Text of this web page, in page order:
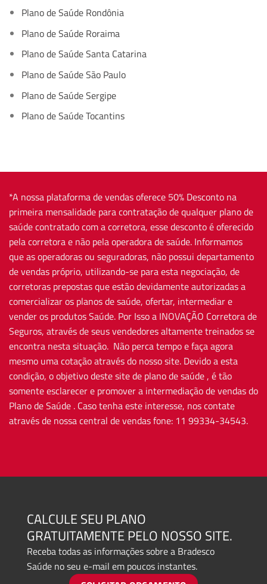
Plano de Saúde Rondônia
Plano de Saúde Roraima
Plano de Saúde Santa Catarina
Plano de Saúde São Paulo
Plano de Saúde Sergipe
Plano de Saúde Tocantins
*A nossa plataforma de vendas oferece 50% Desconto na
primeira mensalidade para contratação de qualquer plano de
saúde contratado com a corretora, esse desconto é oferecido
pela corretora e não pela operadora de saúde. Informamos
que as operadoras ou seguradoras, não possui departamento
de vendas próprio, utilizando-se para esta negociação, de
corretoras prepostas que estão devidamente autorizadas a
comercializar os planos de saúde, ofertar, intermediar e
vender os produtos Saúde. Por Isso a INOVAÇÃO Corretora de
Seguros, através de seus vendedores altamente treinados se
encontra nesta situação. Não perca tempo e faça agora
mesmo uma cotação através do nosso site. Devido a esta
condição, o objetivo deste site de plano de saúde , é tão
somente esclarecer e promover a intermediação de vendas do
Plano de Saúde . Caso tenha este interesse, nos contate
através de nossa central de vendas fone: 11 99334-34543.
CALCULE SEU PLANO
GRATUITAMENTE PELO NOSSO SITE.
Receba todas as informações sobre a Bradesco
Saúde no seu e-mail em poucos instantes.